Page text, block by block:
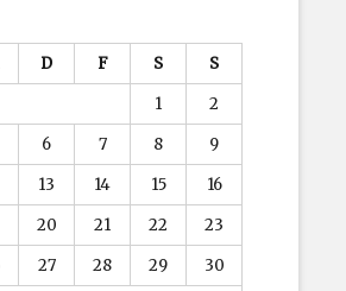
D F S
S
1
2
6 7 8
9
13 14 15
16
20 21 22
23
27 28 29
30